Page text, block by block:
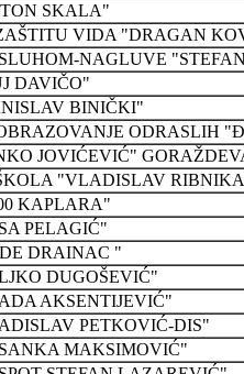
SKALA"
VIDA "DRAGAN
NAGLUVE
DAVIČO"
BINIČKI"
ODRASLIH
JOVIĆEVIĆ"
"VLADISLAV
KAPLARA"
PELAGIĆ"
DRAINAC "
DUGOŠEVIĆ"
AKSENTIJEVIĆ"
PETKOVIĆ-DIS"
MAKSIMOVIĆ"